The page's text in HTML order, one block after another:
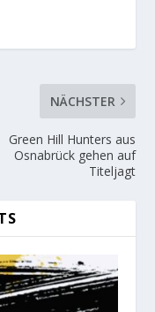
NÄCHSTER
Green Hill Hunters aus
Osnabrück gehen auf
Titeljagt